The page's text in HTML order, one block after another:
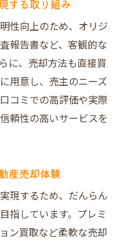
する取り組み
性向上のため、オリジ
報告書など、客観的な
に、売却方法も直接買
用意し、売主のニーズ
コミでの高評価や実際
頼性の高いサービスを
産売却体験
現するため、だんらん
指しています。プレミ
ン買取など柔軟な売却